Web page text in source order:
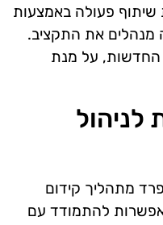
שיתוף פעולה באמצעות
מנהלים את התקציב.
החדשות, על מנת
לניהול
מתהליך קידום
להתמודד עם